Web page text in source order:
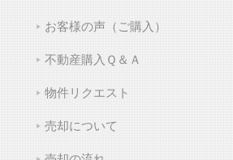
お客様の声（ご購入）
不動産購入Ｑ＆Ａ
物件リクエスト
売却について